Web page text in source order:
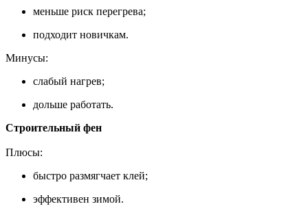
меньше риск перегрева;
подходит новичкам.
Минусы:
слабый нагрев;
дольше работать.
Строительный фен
Плюсы:
быстро размягчает клей;
эффективен зимой.